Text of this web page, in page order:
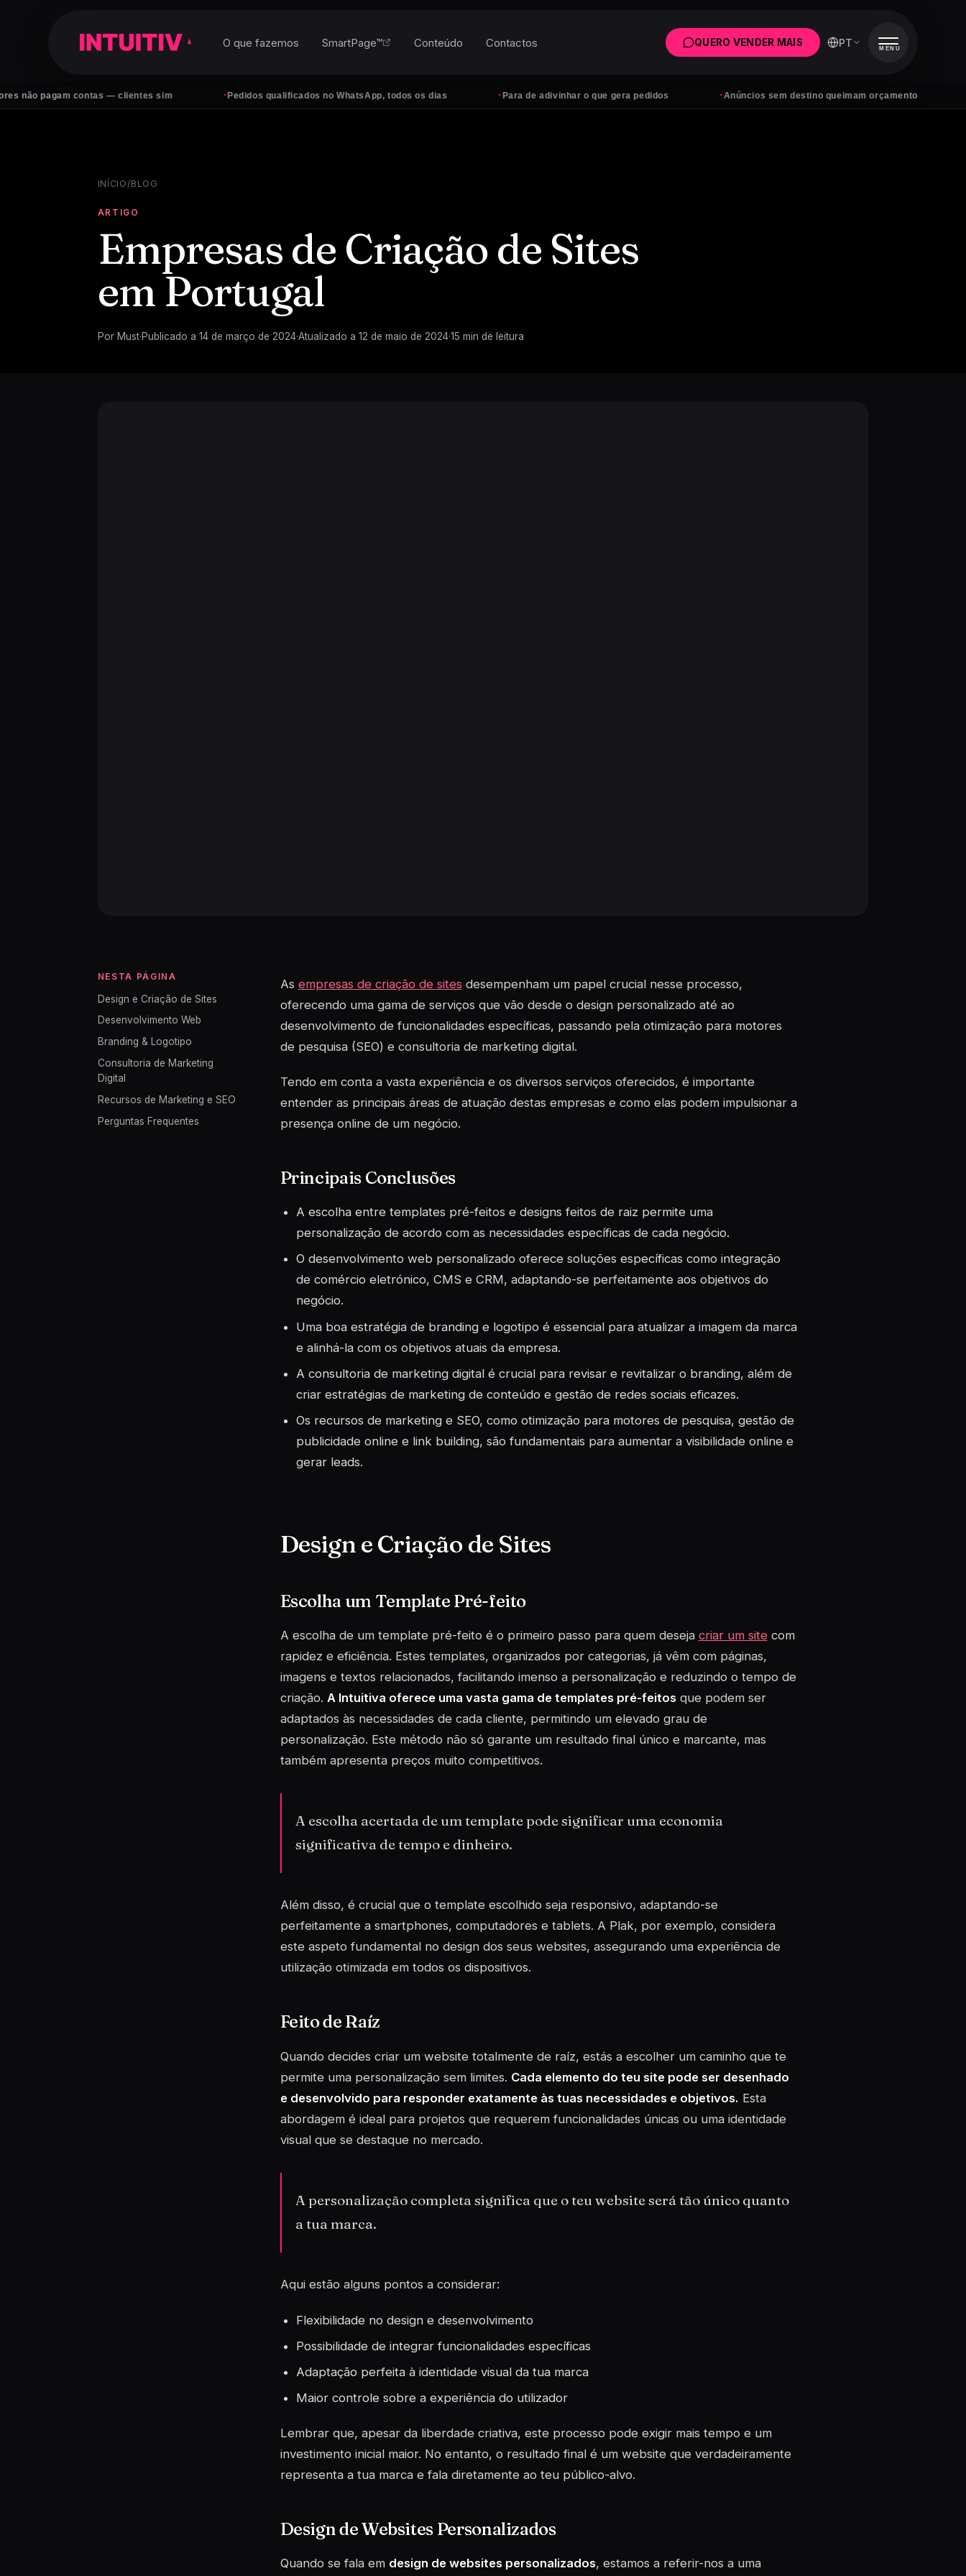
pagam contas — clientes sim Pedidos qualificados no WhatsApp, todos os dias Para de adivinhar o que gera pedidos Anúncios sem destino queimam orçamento
O que fazemos SmartPage™ Conteúdo Contactos QUERO VENDER MAIS PT MENU
INÍCIO/BLOG
ARTIGO
Empresas de Criação de Sites
em Portugal
Por Must·Publicado a 14 de março de 2024·Atualizado a 12 de maio de 2024·15 min de leitura
NESTA PÁGINA
Design e Criação de Sites
Desenvolvimento Web
Branding & Logotipo
Consultoria de Marketing
Digital
Recursos de Marketing e SEO
Perguntas Frequentes
As empresas de criação de sites desempenham um papel crucial nesse processo,
oferecendo uma gama de serviços que vão desde o design personalizado até ao
desenvolvimento de funcionalidades específicas, passando pela otimização para motores
de pesquisa (SEO) e consultoria de marketing digital.
Tendo em conta a vasta experiência e os diversos serviços oferecidos, é importante
entender as principais áreas de atuação destas empresas e como elas podem impulsionar a
presença online de um negócio.
Principais Conclusões
A escolha entre templates pré-feitos e designs feitos de raiz permite uma
personalização de acordo com as necessidades específicas de cada negócio.
O desenvolvimento web personalizado oferece soluções específicas como integração
de comércio eletrónico, CMS e CRM, adaptando-se perfeitamente aos objetivos do
negócio.
Uma boa estratégia de branding e logotipo é essencial para atualizar a imagem da marca
e alinhá-la com os objetivos atuais da empresa.
A consultoria de marketing digital é crucial para revisar e revitalizar o branding, além de
criar estratégias de marketing de conteúdo e gestão de redes sociais eficazes.
Os recursos de marketing e SEO, como otimização para motores de pesquisa, gestão de
publicidade online e link building, são fundamentais para aumentar a visibilidade online e
gerar leads.
Design e Criação de Sites
Escolha um Template Pré-feito
A escolha de um templatepré-feito é o primeiro passo para quem deseja criar um sitecom
rapidez e eficiência. Estes templates, organizados por categorias, já vêm com páginas,
imagens e textos relacionados, facilitando imenso a personalização e reduzindo o tempo de
criação. A Intuitiva oferece uma vasta gama de templates pré-feitosque podem ser
adaptados às necessidades de cada cliente, permitindo um elevado grau de
personalização. Este método não só garante um resultado final único e marcante, mas
também apresenta preços muito competitivos.
A escolha acertada de um template pode significar uma economia
significativa de tempo e dinheiro.
Além disso, é crucial que o template escolhido seja responsivo, adaptando-se
perfeitamente a smartphones, computadores e tablets. A Plak, por exemplo, considera
este aspeto fundamental no design dos seus websites, assegurando uma experiência de
utilização otimizada em todos os dispositivos.
Feito de Raíz
Quando decides criar um website totalmente de raíz, estás a escolher um caminho que te
permite uma personalização sem limites. Cada elemento do teu site pode ser desenhado
e desenvolvido para responder exatamente às tuas necessidades e objetivos. Esta
abordagem é ideal para projetos que requerem funcionalidades únicas ou uma identidade
visual que se destaque no mercado.
A personalização completa significa que o teu website será tão único quanto
a tua marca.
Aqui estão alguns pontos a considerar:
Flexibilidadeno design e desenvolvimento
Possibilidade de integrar funcionalidades específicas
Adaptação perfeita à identidade visual da tua marca
Maior controle sobre a experiência do utilizador
Lembrar que, apesar da liberdade criativa, este processo pode exigir mais tempo e um
investimento inicial maior. No entanto, o resultado final é um website que verdadeiramente
representa a tua marca e fala diretamente ao teu público-alvo.
Design de Websites Personalizados
Quando se fala em design de websites personalizados, estamos a referir-nos a uma